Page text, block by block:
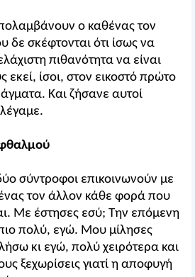
ο καθένας τον
δε σκέφτονται ότι ίσως να
πιθανότητα να είναι
εκεί, ίσοι, στον εικοστό πρώτο
Και ζήσανε αυτοί
σύντροφοι επικοινωνούν με
τον άλλον κάθε φορά που
Με έστησες εσύ; Την επόμενη
πολύ, εγώ. Μου μίλησες
κι εγώ, πολύ χειρότερα και
ξεχωρίσεις γιατί η αποφυγή